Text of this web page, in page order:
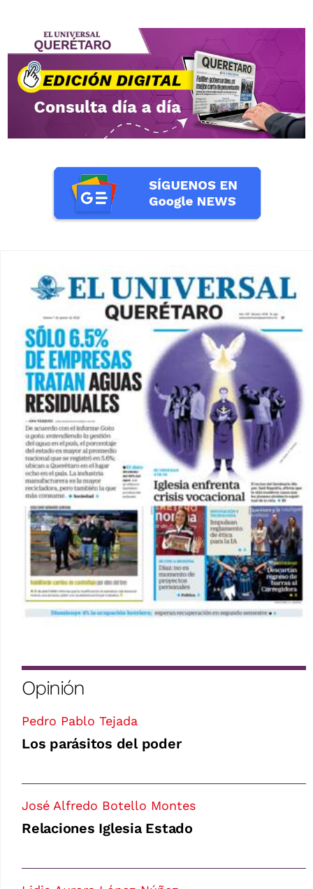
Opinión
Pedro Pablo Tejada
Los parásitos del poder
José Alfredo Botello Montes
Relaciones Iglesia Estado